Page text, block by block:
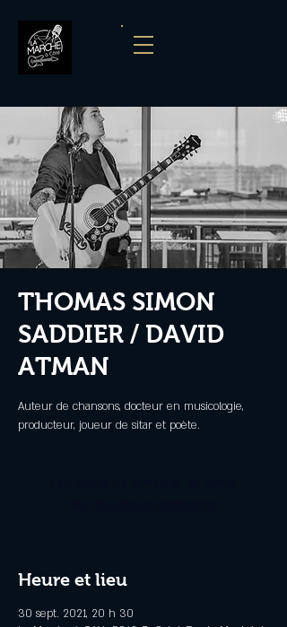
THOMAS SIMON
SADDIER / DAVID
ATMAN
Auteur de chansons, docteur en musicologie,
producteur, joueur de sitar et poète.
Heure et lieu
30 sept. 2021, 20 h 30